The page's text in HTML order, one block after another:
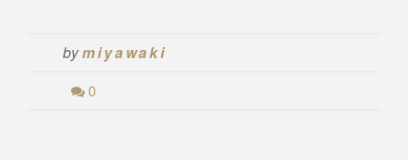
bymiyawaki
0